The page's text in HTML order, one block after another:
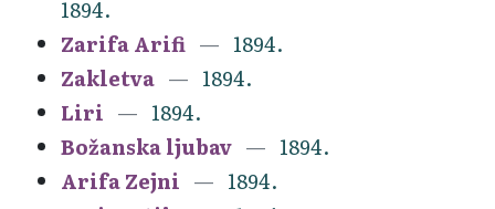
1894.
Zarifa Arifi
1894.
Zakletva
1894.
Liri
1894.
Božanska ljubav
1894.
Arifa Zejni
1894.